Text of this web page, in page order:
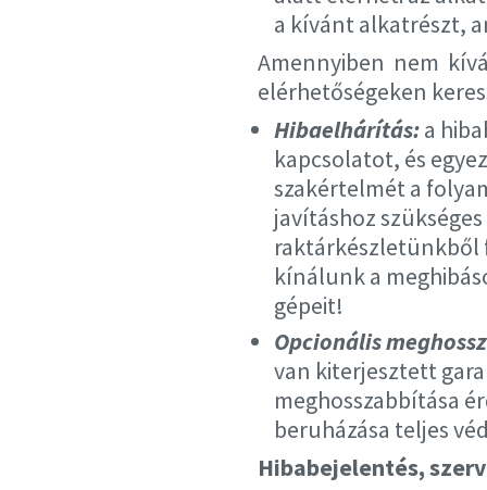
a kívánt alkatrészt,
Amennyiben nem
elérhetőségeken
Hibaelhárítás:a
kapcsolatot, és
szakértelmét a
javításhoz
raktárkészletünkből
kínálunk a
gépeit!
Opcionális
van kiterjesztett
meghosszabbítása
beruházása teljes
Hibabejelentés,